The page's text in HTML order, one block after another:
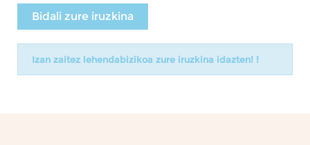
Bidali zure iruzkina
Izan zaitez lehendabizikoa zure iruzkina idazten! !